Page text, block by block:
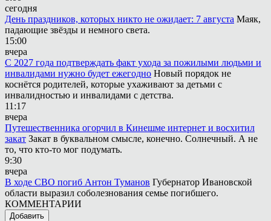
сегодня
День праздников, которых никто не ожидает: 7 августа Маяк,
падающие звёзды и немного света.
15:00
вчера
С 2027 года подтверждать факт ухода за пожилыми людьми и
инвалидами нужно будет ежегодно Новый порядок не
коснётся родителей, которые ухаживают за детьми с
инвалидностью и инвалидами с детства.
11:17
вчера
Путешественника огорчил в Кинешме интернет и восхитил
закат Закат в буквальном смысле, конечно. Солнечный. А не
то, что кто-то мог подумать.
9:30
вчера
В ходе СВО погиб Антон Туманов Губернатор Ивановской
области выразил соболезнования семье погибшего.
КОММЕНТАРИИ
Добавить